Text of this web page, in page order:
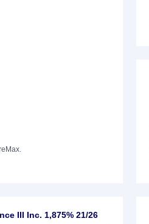
Max.
III Inc. 1,875% 21/26